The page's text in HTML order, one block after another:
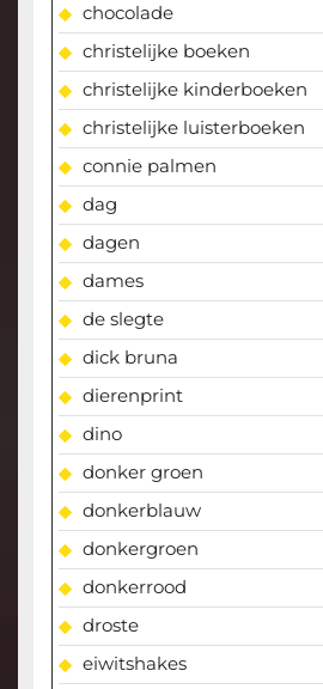
chocolade
christelijke boeken
christelijke kinderboeken
christelijke luisterboeken
connie palmen
dag
dagen
dames
de slegte
dick bruna
dierenprint
dino
donker groen
donkerblauw
donkergroen
donkerrood
droste
eiwitshakes